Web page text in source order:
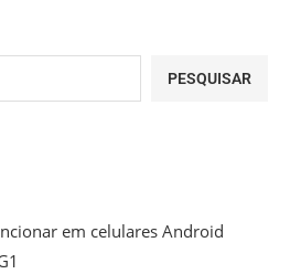
PESQUISAR
em celulares Android